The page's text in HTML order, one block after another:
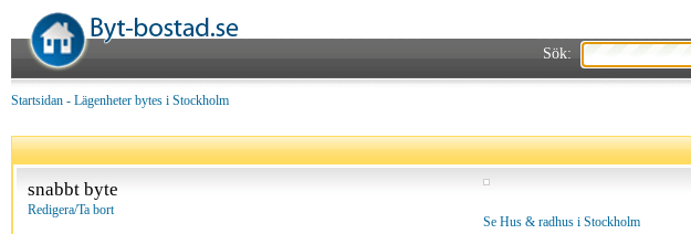
Sök:
Startsidan - Lägenheter bytes i Stockholm
snabbt byte
Redigera/Ta bort
Se Hus & radhus i Stockholm